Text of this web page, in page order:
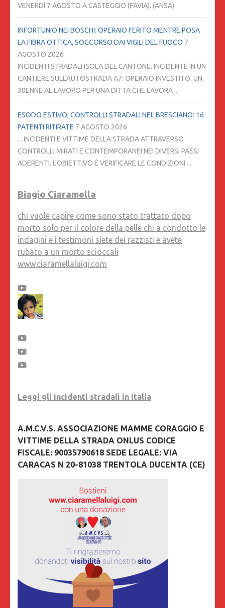
VENERDÌ 7 AGOSTO A CASTEGGIO (PAVIA). (ANSA)
INFORTUNIO NEI BOSCHI: OPERAIO FERITO MENTRE POSA
LA FIBRA OTTICA, SOCCORSO DAI VIGILI DEL FUOCO 7
AGOSTO 2026
INCIDENTI STRADALI ISOLA DEL CANTONE. INCIDENTE IN UN
CANTIERE SULL'AUTOSTRADA A7: OPERAIO INVESTITO. UN
30ENNE AL LAVORO PER UNA DITTA CHE LAVORA ...
ESODO ESTIVO, CONTROLLI STRADALI NEL BRESCIANO: 16
PATENTI RITIRATE 7 AGOSTO 2026
... INCIDENTI E VITTIME DELLA STRADA ATTRAVERSO
CONTROLLI MIRATI E CONTEMPORANEI NEI DIVERSI PAESI
ADERENTI. L'OBIETTIVO È VERIFICARE LE CONDIZIONI ...
Biagio Ciaramella
chi vuole capire come sono stato trattato dopo
morto solo per il colore della pelle chi a condotto le
indagini e i testimoni siete dei razzisti e avete
rubato a un morto scioccali
www.ciaramellaluigi.com
Leggi gli incidenti stradali in Italia
A.M.C.V.S. ASSOCIAZIONE MAMME CORAGGIO E
VITTIME DELLA STRADA ONLUS CODICE
FISCALE: 90035790618 SEDE LEGALE: VIA
CARACAS N 20-81038 TRENTOLA DUCENTA (CE)